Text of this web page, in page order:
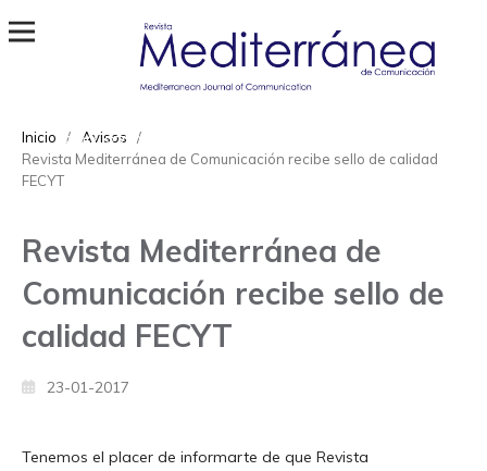
1989-872X
Inicio / Avisos
/
Revista Mediterránea de Comunicación recibe sello de calidad
FECYT
Revista Mediterránea de
Comunicación recibe sello de
calidad FECYT
23-01-2017
Tenemos el placer de informarte de que Revista